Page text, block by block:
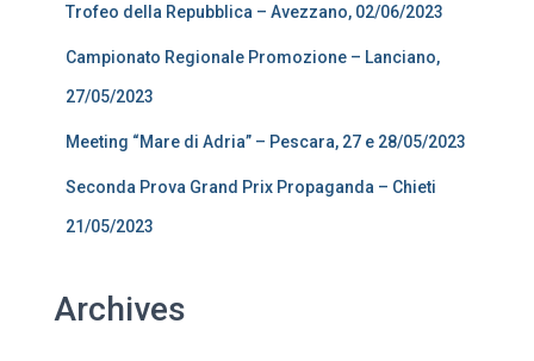
Trofeo della Repubblica – Avezzano, 02/06/2023
Campionato Regionale Promozione – Lanciano,
27/05/2023
Meeting “Mare di Adria” – Pescara, 27 e 28/05/2023
Seconda Prova Grand Prix Propaganda – Chieti
21/05/2023
Archives